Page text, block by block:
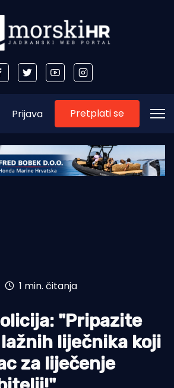
Prijava Pretplati se
1 min. čitanja
"Pripazite
liječnika koji
za liječenje